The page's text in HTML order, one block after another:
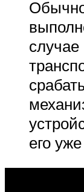
его